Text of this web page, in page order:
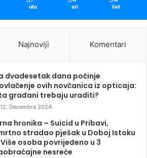
uto sri čet
Najnoviji Komentari
dvadesetak dana počinje
ovih novčanica iz opticaja:
građani trebaju uraditi?
12. Decembra 2024.
hronika – Suicid u Pribavi,
stradao pješak u Doboj Istoku
osoba povrijeđeno u 3
nesreće